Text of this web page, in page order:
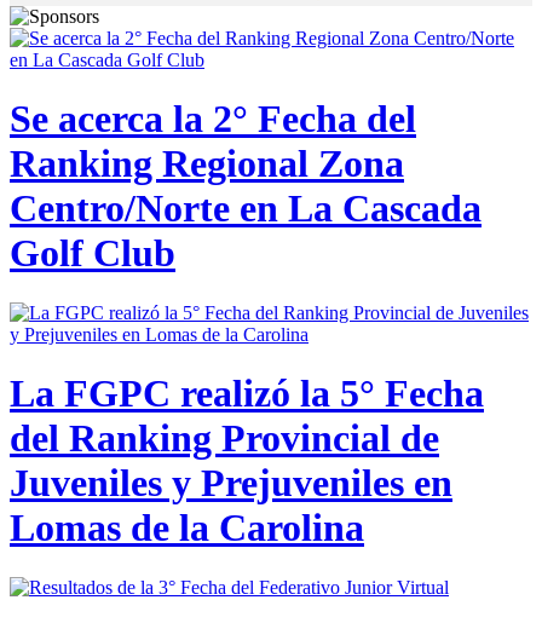
Se acerca la 2° Fecha del
Ranking Regional Zona
Centro/Norte en La Cascada
Golf Club
La FGPC realizó la 5° Fecha
del Ranking Provincial de
Juveniles y Prejuveniles en
Lomas de la Carolina